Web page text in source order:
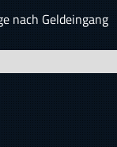
nach Geldeingang